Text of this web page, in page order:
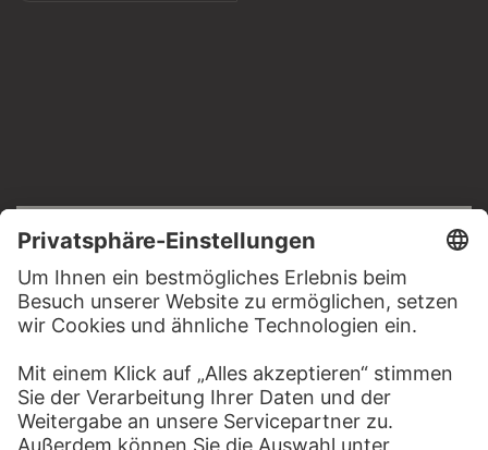
Impressum
Datenschutz
Copyright © 2026 Städel Museum
All rights reserved.
DIGITALE SAMMLUNG
Startseite
Werke